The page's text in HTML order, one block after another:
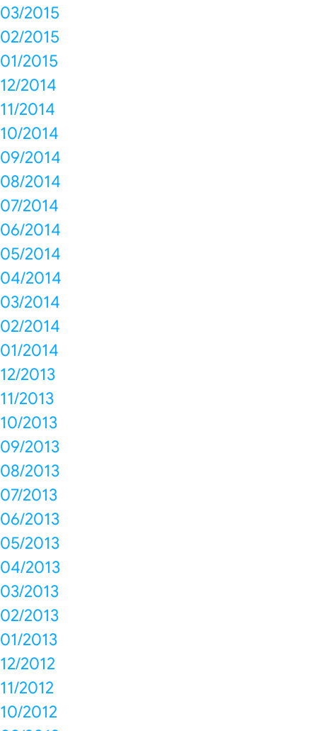
03/2015
02/2015
01/2015
12/2014
11/2014
10/2014
09/2014
08/2014
07/2014
06/2014
05/2014
04/2014
03/2014
02/2014
01/2014
12/2013
11/2013
10/2013
09/2013
08/2013
07/2013
06/2013
05/2013
04/2013
03/2013
02/2013
01/2013
12/2012
11/2012
10/2012